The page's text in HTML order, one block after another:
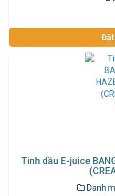
Đặt
Tinh dầu E-juice
Danh